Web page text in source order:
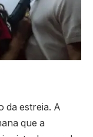
da estreia. A
que a